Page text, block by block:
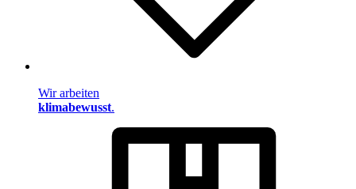
Wir arbeiten
klimabewusst.